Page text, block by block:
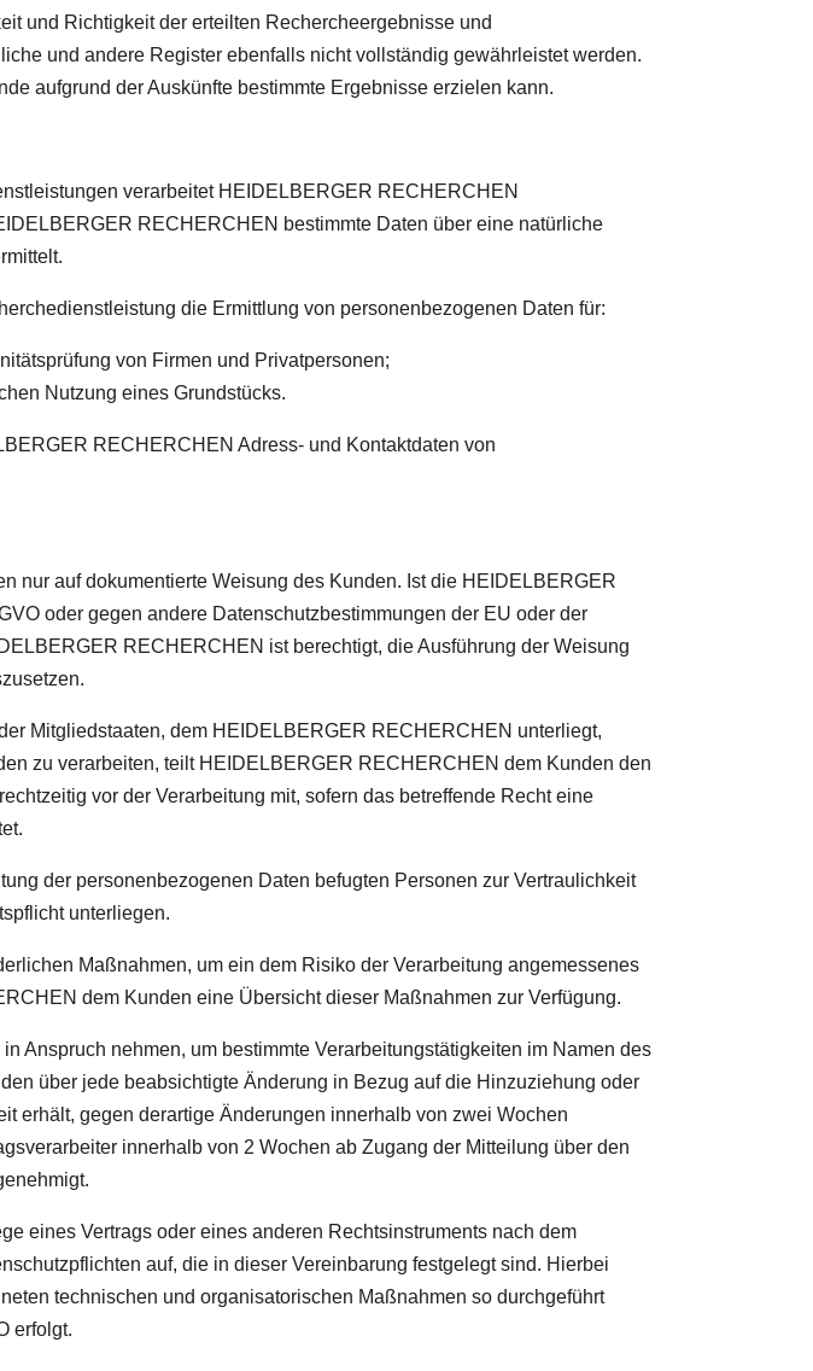
und Richtigkeit der erteilten Rechercheergebnisse und
und andere Register ebenfalls nicht vollständig gewährleistet werden.
aufgrund der Auskünfte bestimmte Ergebnisse erzielen kann.
verarbeitet HEIDELBERGER RECHERCHEN
RECHERCHEN bestimmte Daten über eine natürliche
die Ermittlung von personenbezogenen Daten für:
von Firmen und Privatpersonen;
Nutzung eines Grundstücks.
RECHERCHEN Adress- und Kontaktdaten von
nur auf dokumentierte Weisung des Kunden. Ist die HEIDELBERGER
oder gegen andere Datenschutzbestimmungen der EU oder der
RECHERCHEN ist berechtigt, die Ausführung der Weisung
Mitgliedstaaten, dem HEIDELBERGER RECHERCHEN unterliegt,
zu verarbeiten, teilt HEIDELBERGER RECHERCHEN dem Kunden den
vor der Verarbeitung mit, sofern das betreffende Recht eine
der personenbezogenen Daten befugten Personen zur Vertraulichkeit
unterliegen.
Maßnahmen, um ein dem Risiko der Verarbeitung angemessenes
dem Kunden eine Übersicht dieser Maßnahmen zur Verfügung.
Anspruch nehmen, um bestimmte Verarbeitungstätigkeiten im Namen des
über jede beabsichtigte Änderung in Bezug auf die Hinzuziehung oder
erhält, gegen derartige Änderungen innerhalb von zwei Wochen
innerhalb von 2 Wochen ab Zugang der Mitteilung über den
eines Vertrags oder eines anderen Rechtsinstruments nach dem
auf, die in dieser Vereinbarung festgelegt sind. Hierbei
technischen und organisatorischen Maßnahmen so durchgeführt
erfolgt.